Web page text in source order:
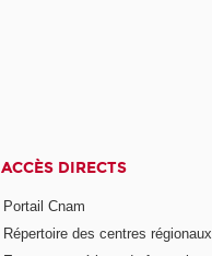
ACCÈS DIRECTS
Portail Cnam
Répertoire des centres régionaux